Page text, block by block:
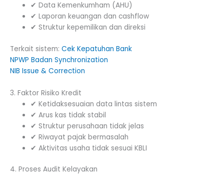
✔ Data Kemenkumham (AHU)
✔ Laporan keuangan dan cashflow
✔ Struktur kepemilikan dan direksi
Terkait sistem: Cek Kepatuhan Bank
NPWP Badan Synchronization
NIB Issue & Correction
3. Faktor Risiko Kredit
✔ Ketidaksesuaian data lintas sistem
✔ Arus kas tidak stabil
✔ Struktur perusahaan tidak jelas
✔ Riwayat pajak bermasalah
✔ Aktivitas usaha tidak sesuai KBLI
4. Proses Audit Kelayakan